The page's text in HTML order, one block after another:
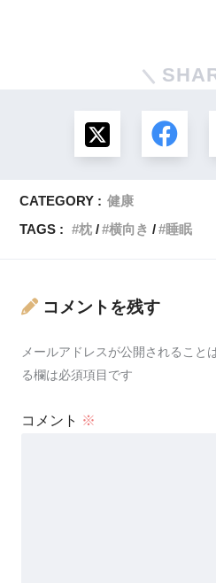
CATEGORY : 健康
TAGS :
枕 横向き 睡眠
コメントを残す
メールアドレスが公開されること
る欄は必須項目です
コメント ※